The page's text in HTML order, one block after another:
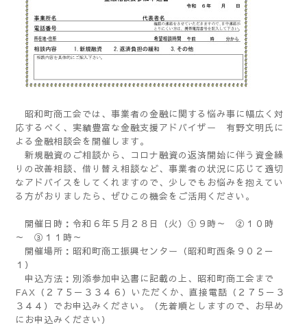
昭和町商工会では、事業者の金融に関する悩み事に幅広く対
応するべく、実績豊富な金融支援アドバイザー 有野文明氏に
よる金融相談会を開催します。
新規融資のご相談から、コロナ融資の返済開始に伴う資金繰
りの改善相談、借り替え相談など、事業者の状況に応じて適切
なアドバイスをしてくれますので、少しでもお悩みを抱えてい
る方がおりましたら、ぜひこの機会をご活用ください。
開催日時：令和６年５月２８日（火）①９時～ ②１０時
～ ③１１時～
開催場所：昭和町商工振興センター（昭和町西条９０２－
１）
申込方法：別添参加申込書に記載の上、昭和町商工会まで
FAX（２７５－３３４６）いただくか、直接電話（２７５－３
３４４）でお申込みください。（先着順としますので、お早め
にお申込みください）